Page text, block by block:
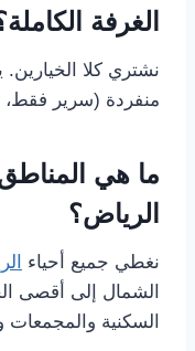
الغرفة
نشتري كلا
منفردة (سرير
ما هي
الرياض؟
نغطي جميع أحياء
الشمال إلى أقصى
السكنية والمجمعات